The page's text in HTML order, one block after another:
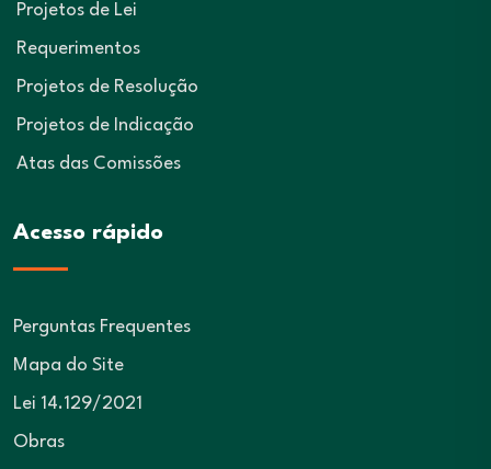
Projetos de Lei
Requerimentos
Projetos de Resolução
Projetos de Indicação
Atas das Comissões
Acesso rápido
Perguntas Frequentes
Mapa do Site
Lei 14.129/2021
Obras